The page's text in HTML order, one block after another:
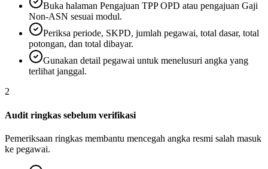
Buka halaman Pengajuan TPP OPD atau pengajuan Gaji
Non-ASN sesuai modul.
Periksa periode, SKPD, jumlah pegawai, total dasar, total
potongan, dan total dibayar.
Gunakan detail pegawai untuk menelusuri angka yang
terlihat janggal.
2
Audit ringkas sebelum verifikasi
Pemeriksaan ringkas membantu mencegah angka resmi salah masuk
ke pegawai.